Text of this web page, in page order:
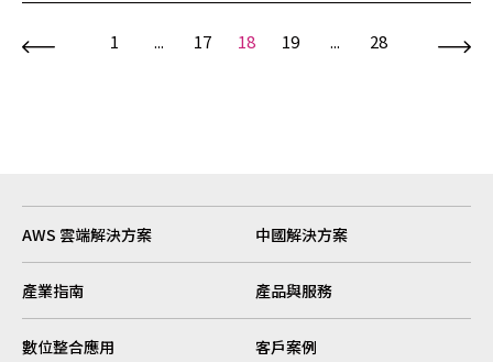
1 ... 17 18 19 ... 28
AWS 雲端解決方案 中國解決方案
產業指南 產品與服務
數位整合應用 客戶案例